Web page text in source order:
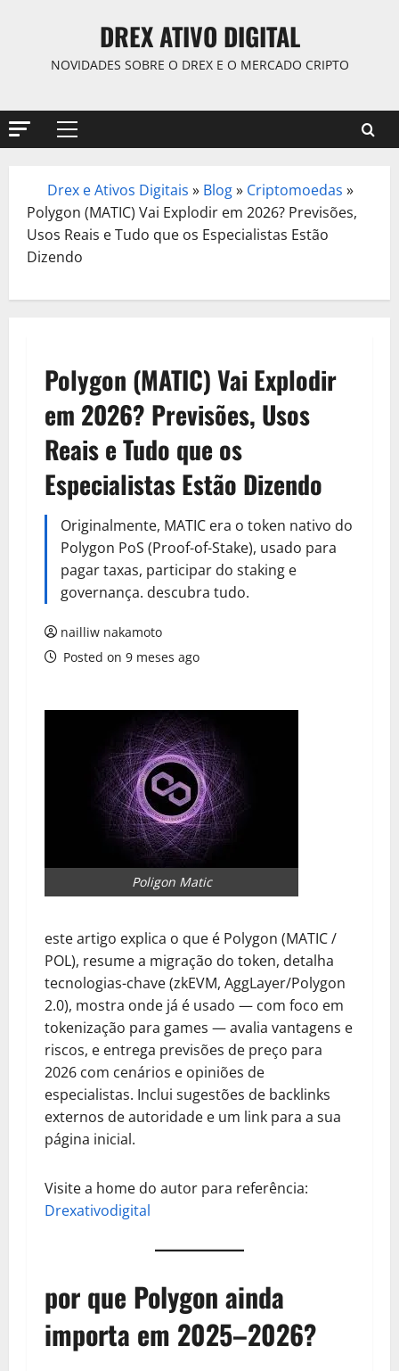
DREX ATIVO DIGITAL
NOVIDADES SOBRE O DREX E O MERCADO CRIPTO
Primary
Drex e Ativos Digitais » Blog» Criptomoedas »
Polygon (MATIC) Vai Explodir em 2026? Previsões,
Usos Reais e Tudo que os Especialistas Estão
Dizendo
Polygon (MATIC) Vai Explodir
em 2026? Previsões, Usos
Reais e Tudo que os
Especialistas Estão Dizendo
Originalmente, MATIC era o token nativo do
Polygon PoS (Proof-of-Stake), usado para
pagar taxas, participar do staking e
governança. descubra tudo.
nailliw nakamoto
Posted on 9 meses ago
Poligon Matic
este artigo explica o que é Polygon (MATIC /
POL), resume a migração do token, detalha
tecnologias-chave (zkEVM, AggLayer/Polygon
2.0), mostra onde já é usado — com foco em
tokenização para games — avalia vantagens e
riscos, e entrega previsões de preço para
2026 com cenários e opiniões de
especialistas. Inclui sugestões de backlinks
externos de autoridade e um link para a sua
página inicial.
Visite a home do autor para referência:
Drexativodigital
por que Polygon ainda
importa em 2025–2026?